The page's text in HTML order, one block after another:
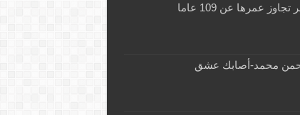
عمرها عن 109 عاما
محمد-أصابك عشق